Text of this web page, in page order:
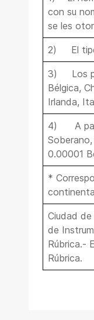
con su
se les
2) El
3)
Los
Bélgica,
Irlanda,
4)
A
0.00001
*
Ciudad
de
Rúbrica.-
Rúbrica.